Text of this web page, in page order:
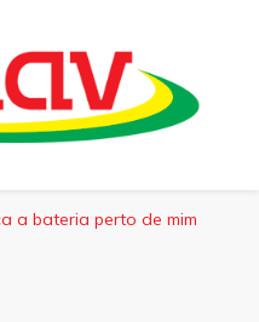
a bateria perto de mim